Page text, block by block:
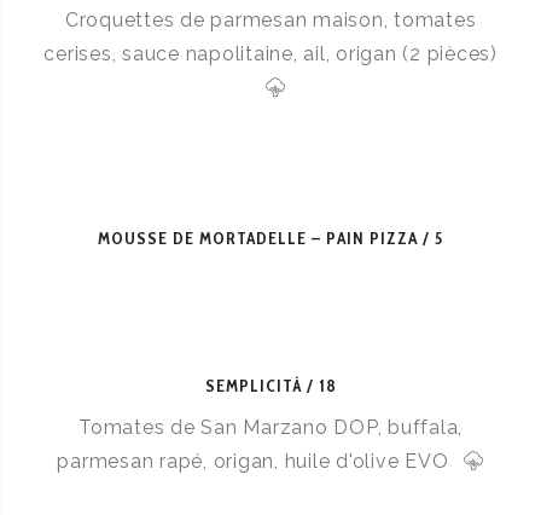
Croquettes de parmesan maison, tomates
cerises, sauce napolitaine, ail, origan (2 pièces)
MOUSSE DE MORTADELLE – PAIN PIZZA 5
SEMPLICITÀ 18
Tomates de San Marzano DOP, buffala,
parmesan rapé, origan, huile d'olive EVO